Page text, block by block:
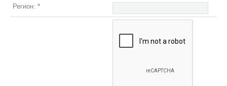
Регион: *